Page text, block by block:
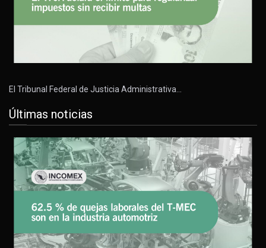
El Tribunal Federal de Justicia Administrativa…
Últimas noticias